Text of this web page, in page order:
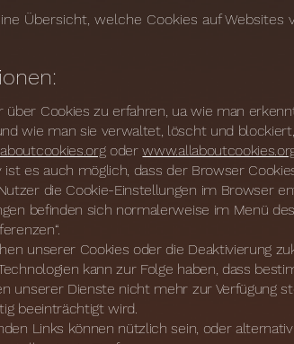
Übersicht, welche Cookies auf Websites
über Cookies zu erfahren, ua wie man
wie man sie verwaltet, löscht und
oder
ist es auch möglich, dass der Browser
die Cookie-Einstellungen im Browser
befinden sich normalerweise im Menü
unserer Cookies oder die Deaktivierung
kann zur Folge haben, dass
unserer Dienste nicht mehr zur Verfügung
beeinträchtigt wird.
Links können nützlich sein, oder